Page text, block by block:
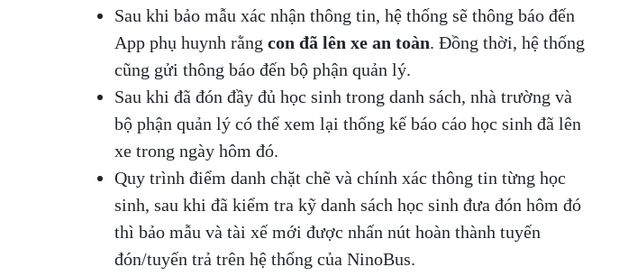
Sau khi bảo mẫu xác nhận thông tin, hệ thống sẽ thông báo đến
App phụ huynh rằng con đã lên xe an toàn. Đồng thời, hệ thống
cũng gửi thông báo đến bộ phận quản lý.
Sau khi đã đón đầy đủ học sinh trong danh sách, nhà trường và
bộ phận quản lý có thể xem lại thống kế báo cáo học sinh đã lên
xe trong ngày hôm đó.
Quy trình điểm danh chặt chẽ và chính xác thông tin từng học
sinh, sau khi đã kiểm tra kỹ danh sách học sinh đưa đón hôm đó
thì bảo mẫu và tài xế mới được nhấn nút hoàn thành tuyến
đón/tuyến trả trên hệ thống của NinoBus.